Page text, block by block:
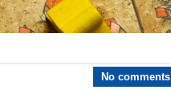
No comments